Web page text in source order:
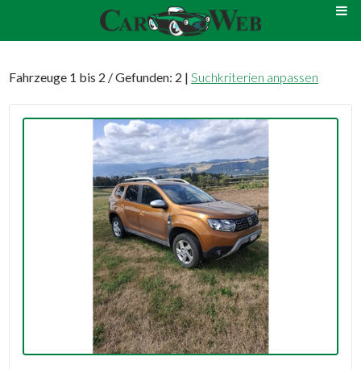
Fahrzeuge 1 bis 2 / Gefunden: 2 |Suchkriterien anpassen